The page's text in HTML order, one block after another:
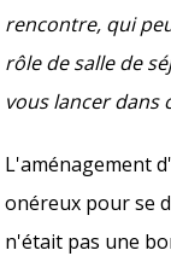
rencontre, qui
rôle de salle de
vous lancer dans
L'aménagement
onéreux pour se
n'était pas une